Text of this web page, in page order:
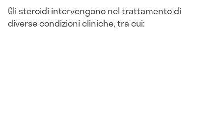
Gli steroidi intervengono nel trattamento di
diverse condizioni cliniche, tra cui: